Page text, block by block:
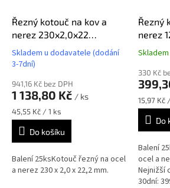
Řezný kotouč na kov a
nerez 230x2,0x22
A46T6BF, balení 25ks
Průměrné
hodnocení
produktu
je
z
hvězdiček.
Skladem u dodavatele (dodání
3-7dní)
941,16 Kč bez DPH
1 138,80 Kč / ks
Měrná
cena:
45,55 Kč / 1 ks
Do košíku
Balení 25ksKotouč řezný na ocel
a nerez 230 x 2,0 x 22,2 mm.
Řezný
nerez
produktu
je
5,0
z
330 Kč
Měrná
cena:
15,97 Kč
Do
Balení
ocel a
Nejnižší
30dní: